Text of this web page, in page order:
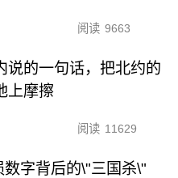
阅读 9663
说的一句话，把北约的
上摩擦
阅读 11629
字背后的\"三国杀\"